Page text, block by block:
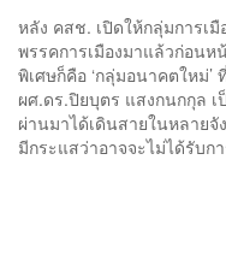
หลัง คสช. เปิดให้กลุ่มการเ
พรรคการเมืองมาแล้วก่อนห
พิเศษก็คือ ‘กลุ่มอนาคตใหม่’
ผศ.ดร.ปิยบุตร แสงกนกกุล
ผ่านมาได้เดินสายในหลาย
มีกระแสว่าอาจจะไม่ได้รับก